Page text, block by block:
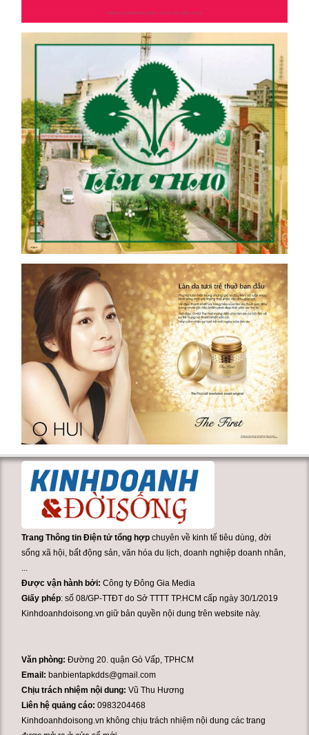
Trang Thông tin Điện tử tổng hợp chuyên về kinh tế tiêu dùng, đời
sống xã hội, bất động sản, văn hóa du lịch, doanh nghiệp doanh nhân,
...
Được vận hành bởi:Công ty Đông Gia Media
Giấy phép: số 08/GP-TTĐT do Sở TTTT TP.HCM cấp ngày 30/1/2019
Kinhdoanhdoisong.vn giữ bản quyền nội dung trên website này.
Văn phòng:Đường 20. quận Gò Vấp, TPHCM
Email: banbientapkdds@gmail.com
Chịu trách nhiệm nội dung: Vũ Thu Hương
Liên hệ quảng cáo:0983204468
Kinhdoanhdoisong.vn không chịu trách nhiệm nội dung các trang